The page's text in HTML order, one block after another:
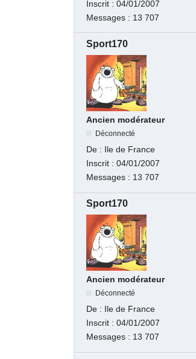
Inscrit :04/01/2007
Messages : 13 707
Sport170
Ancien modérateur
Déconnecté
De :
Ile de France
Inscrit :04/01/2007
Messages : 13 707
Sport170
Ancien modérateur
Déconnecté
De :
Ile de France
Inscrit :04/01/2007
Messages : 13 707